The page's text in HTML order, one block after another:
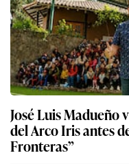
José Luis Madueño
del Arco Iris antes
Fronteras”